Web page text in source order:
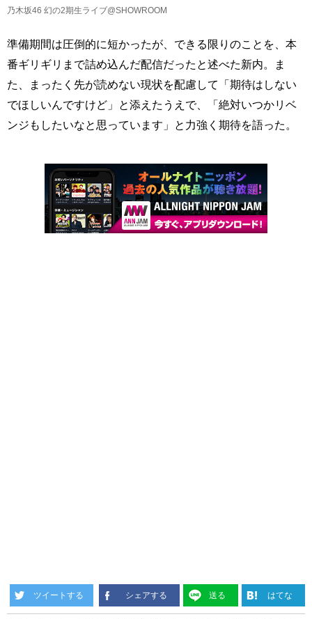
乃木坂46 幻の2期生ライブ@SHOWROOM
準備期間は圧倒的に短かったが、できる限りのことを、本
番ギリギリまで詰め込んだ配信だったと述べた新内。ま
た、まったく先が読めない現状を配慮して「期待はしない
でほしいんですけど」と添えたうえで、「絶対いつかリベ
ンジもしたいなと思っています」と力強く期待を語った。
ツイートする シェアする 送る はてな